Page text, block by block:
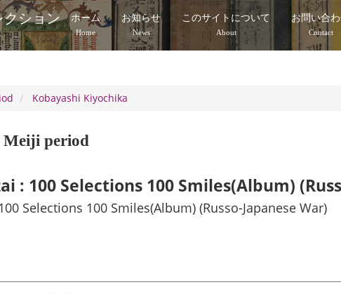
クション ホーム
Home
お知らせ
News
このサイトについて
About
お問い合
Contact
Kobayashi Kiyochika
Meiji period
: 100 Selections 100 Smiles(Album)
Selections 100 Smiles(Album) (Russo-Japanese War)